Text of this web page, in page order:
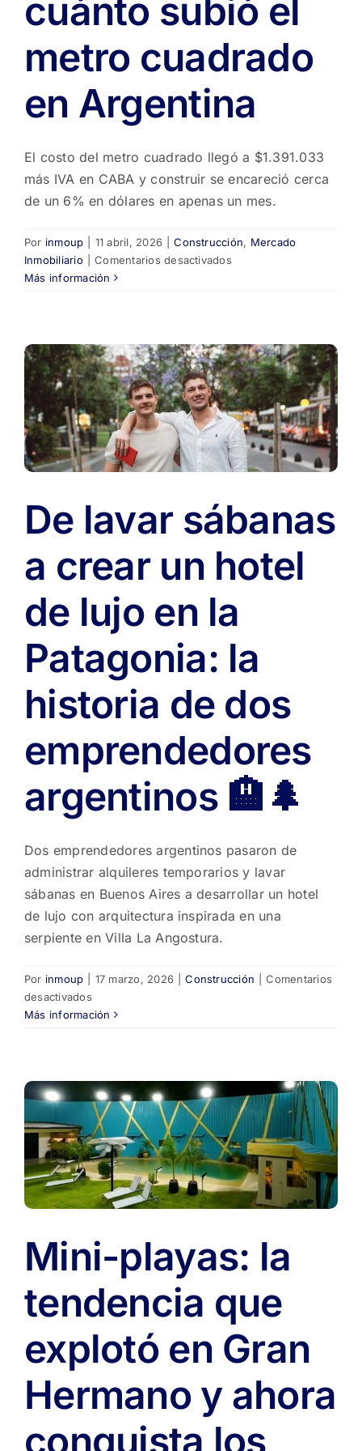
cuánto subió el
metro cuadrado
en Argentina
El costo del metro cuadrado llegó a $1.391.033
más IVA en CABA y construir se encareció cerca
de un 6% en dólares en apenas un mes.
Por inmoup 11 abril, 2026 Construcción, Mercado
Inmobiliario
Comentarios desactivadosen
abril
2026:
cuánto
subió
el
metro
cuadrado
en
Más información
De lavar sábanas
a crear un hotel
de lujo en la
Patagonia: la
historia de dos
emprendedores
argentinos 🏨🌲
Dos emprendedores argentinos pasaron de
administrar alquileres temporarios y lavar
sábanas en Buenos Aires a desarrollar un hotel
de lujo con arquitectura inspirada en una
serpiente en Villa La Angostura.
Por inmoup 17 marzo, 2026 Construcción
Comentarios
desactivadosen
De
crear
un
hotel
de
lujo
en
Patagonia:
historia
de
emprendedores
argentinos
🏨
🌲
Más información
Mini-playas: la
tendencia que
explotó en Gran
Hermano y ahora
conquista los